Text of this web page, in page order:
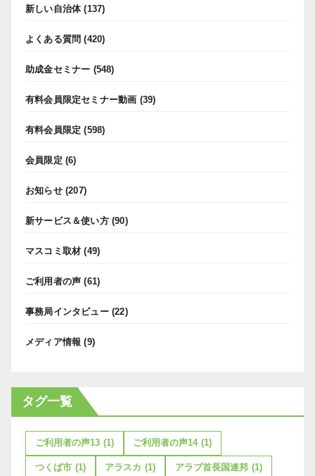
新しい自治体(137)
よくある質問 (420)
助成金セミナー (548)
有料会員限定セミナー動画 (39)
有料会員限定 (598)
会員限定 (6)
お知らせ(207)
新サービス＆使い方(90)
マスコミ取材 (49)
ご利用者の声 (61)
事務局インタビュー(22)
メディア情報 (9)
タグ一覧
ご利用者の声13 (1) ご利用者の声14 (1)
つくば市 (1) アラスカ (1) アラブ首長国連邦 (1)